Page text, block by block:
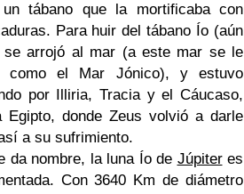
tábano que la mortificaba con
Para huir del tábano Ío (aún
se arrojó al mar (a este mar se le
como el Mar Jónico), y estuvo
por Illiria, Tracia y el Cáucaso,
Egipto, donde Zeus volvió a darle
a su sufrimiento.
da nombre, la luna Ío de Júpiteres
Con 3640 Km de diámetro